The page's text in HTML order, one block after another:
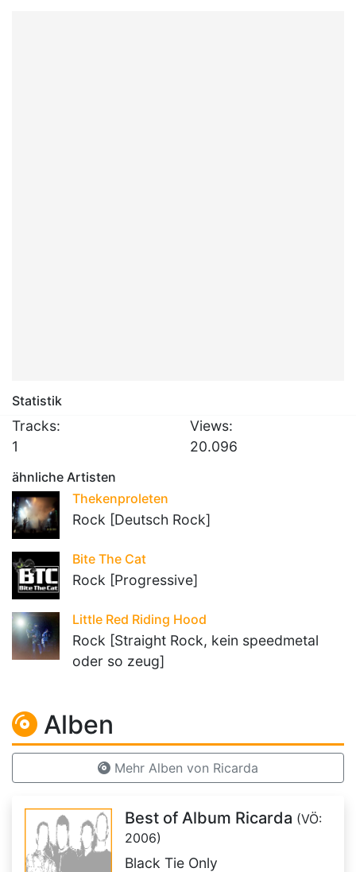
Statistik
Tracks:
1
Views:
20.096
ähnliche Artisten
Thekenproleten
Rock [Deutsch Rock]
Bite The Cat
Rock [Progressive]
Little Red Riding Hood
Rock [Straight Rock, kein speedmetal
oder so zeug]
Alben
Mehr Alben von Ricarda
Best of Album Ricarda (VÖ:
2006)
Black Tie Only